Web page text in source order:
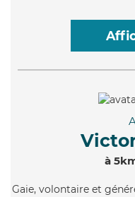
à
Gaie, volontaire et